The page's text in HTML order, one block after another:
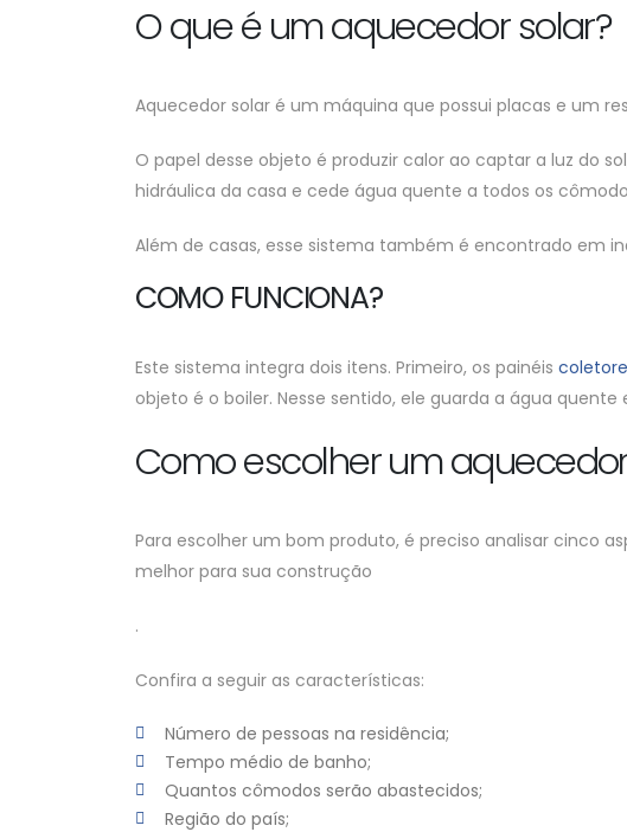
O que é um aquecedor solar?
Aquecedor solar é um máquina que possui placas e um
O papel desse objeto é produzir calor ao captar a luz do
hidráulica da casa e cede água quente a todos os
Além de casas, esse sistema também é encontrado em
COMO FUNCIONA?
Este sistema integra dois itens. Primeiro, os painéis
objeto é o boiler. Nesse sentido, ele guarda a água
Como escolher um
Para escolher um bom produto, é preciso analisar cinco
melhor para sua construção
.
Confira a seguir as características:
Número de pessoas na residência;
Tempo médio de banho;
Quantos cômodos serão abastecidos;
Região do país;